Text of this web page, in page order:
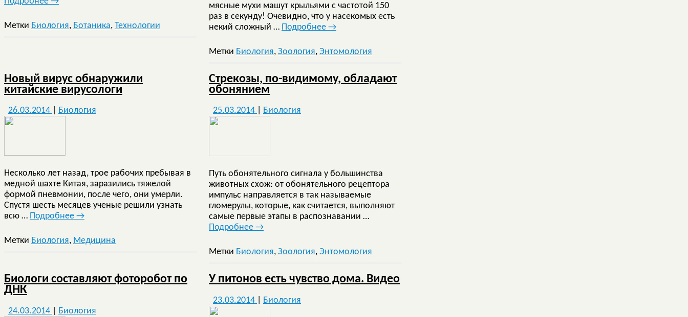
Метки Биология, Ботаника, Технологии
мясные мухи машут крыльями с частотой 150
раз в секунду! Очевидно, что у насекомых есть
некий сложный … Подробнее →
Метки Биология, Зоология, Энтомология
Новый вирус обнаружили
китайские вирусологи
26.03.2014 Биология
Несколько лет назад, трое рабочих пребывая в
медной шахте Китая, заразились тяжелой
формой пневмонии, после чего, они умерли.
Спустя шесть месяцев ученые решили узнать
всю … Подробнее →
Метки Биология, Медицина
Стрекозы, по-видимому, обладают
обонянием
25.03.2014 Биология
Путь обонятельного сигнала у большинства
животных схож: от обонятельного рецептора
импульс направляется в так называемые
гломерулы, которые, как считается, выполняют
самые первые этапы в распознавании …
Подробнее →
Метки Биология, Зоология, Энтомология
Биологи составляют фоторобот по
ДНК
24.03.2014 Биология
У питонов есть чувство дома. Видео
23.03.2014 Биология